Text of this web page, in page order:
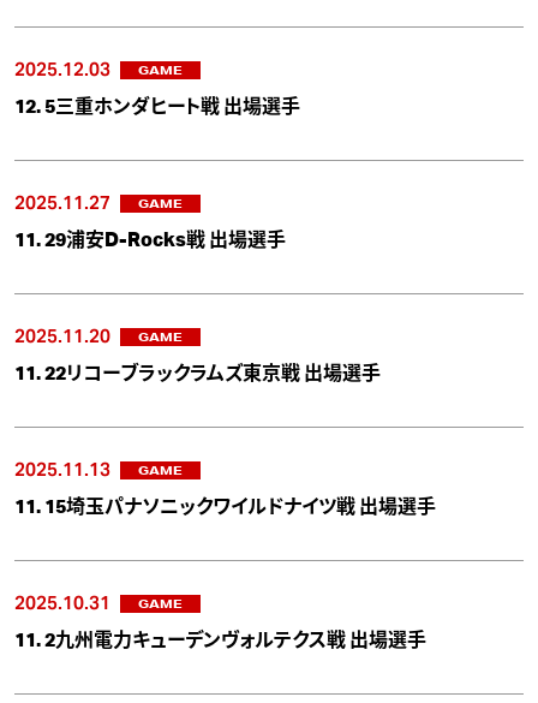
2025.12.03 GAME
12. 5三重ホンダヒート戦 出場選手
2025.11.27 GAME
11. 29浦安D-Rocks戦 出場選手
2025.11.20 GAME
11. 22リコーブラックラムズ東京戦 出場選手
2025.11.13 GAME
11. 15埼玉パナソニックワイルドナイツ戦 出場選手
2025.10.31 GAME
11. 2九州電力キューデンヴォルテクス戦 出場選手